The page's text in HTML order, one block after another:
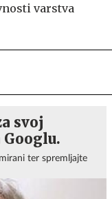
varstva
svoj
ter spremljajte